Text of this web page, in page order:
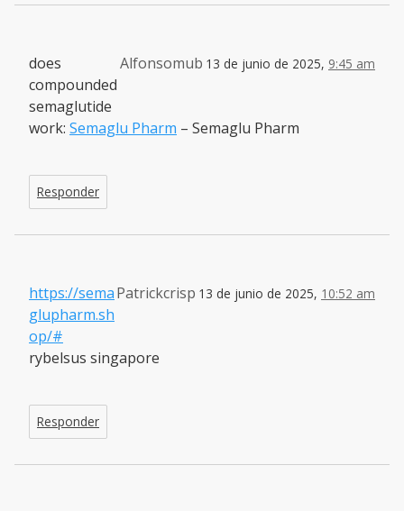
Alfonsomub 13 de junio de 2025, 9:45 am
does
compounded
semaglutide
work: Semaglu Pharm – Semaglu Pharm
Responder
Patrickcrisp 13 de junio de 2025, 10:52 am
https://sema
glupharm.sh
op/#
rybelsus singapore
Responder